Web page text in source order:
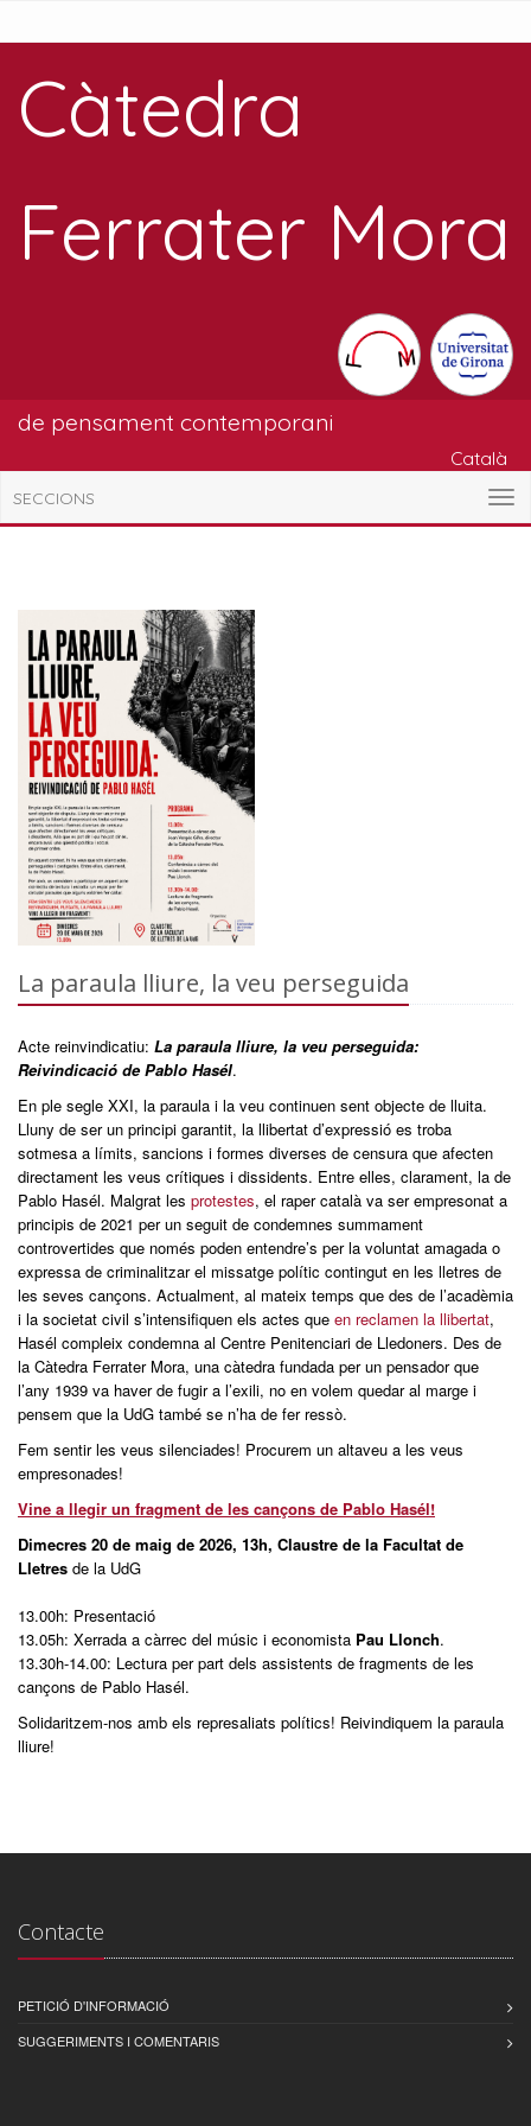
Càtedra
Ferrater Mora
de pensament contemporani
Català
SECCIONS
La paraula lliure, la veu perseguida
Acte reinvindicatiu: La paraula lliure, la veu perseguida:
Reivindicació de Pablo Hasél.
En ple segle XXI, la paraula i la veu continuen sent objecte de lluita.
Lluny de ser un principi garantit, la llibertat d’expressió es troba
sotmesa a límits, sancions i formes diverses de censura que afecten
directament les veus crítiques i dissidents. Entre elles, clarament, la de
Pablo Hasél. Malgrat les protestes, el raper català va ser empresonat a
principis de 2021 per un seguit de condemnes summament
controvertides que només poden entendre’s per la voluntat amagada o
expressa de criminalitzar el missatge polític contingut en les lletres de
les seves cançons. Actualment, al mateix temps que des de l’acadèmia
i la societat civil s’intensifiquen els actes que en reclamen la llibertat,
Hasél compleix condemna al Centre Penitenciari de Lledoners. Des de
la Càtedra Ferrater Mora, una càtedra fundada per un pensador que
l’any 1939 va haver de fugir a l’exili, no en volem quedar al marge i
pensem que la UdG també se n’ha de fer ressò.
Fem sentir les veus silenciades! Procurem un altaveu a les veus
empresonades!
Vine a llegir un fragment de les cançons de Pablo Hasél!
Dimecres 20 de maig de 2026, 13h, Claustre de la Facultat de
Lletres de la UdG
13.00h: Presentació
13.05h: Xerrada a càrrec del músic i economista Pau Llonch.
13.30h-14.00: Lectura per part dels assistents de fragments de les
cançons de Pablo Hasél.
Solidaritzem-nos amb els represaliats polítics! Reivindiquem la paraula
lliure!
Contacte
PETICIÓ D'INFORMACIÓ
SUGGERIMENTS I COMENTARIS